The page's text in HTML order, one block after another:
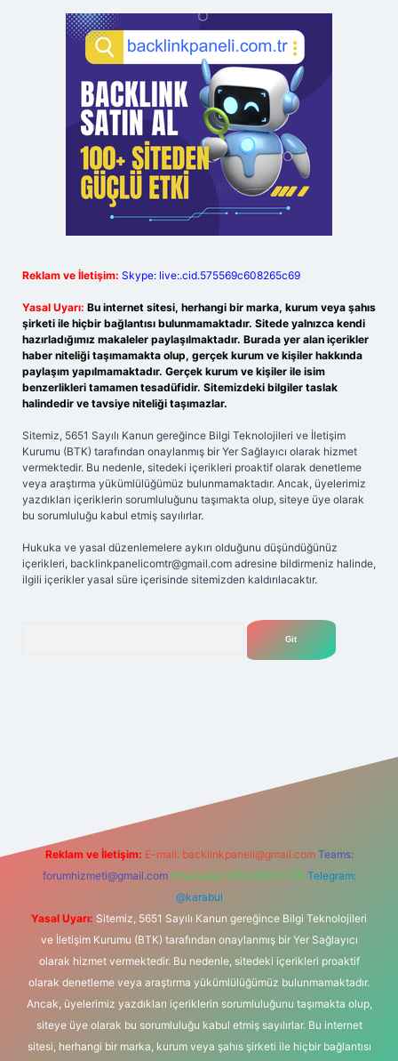
Reklam ve İletişim: Skype: live:.cid.575569c608265c69
Yasal Uyarı: Bu internet sitesi, herhangi bir marka, kurum veya şahıs
şirketi ile hiçbir bağlantısı bulunmamaktadır. Sitede yalnızca kendi
hazırladığımız makaleler paylaşılmaktadır. Burada yer alan içerikler
haber niteliği taşımamakta olup, gerçek kurum ve kişiler hakkında
paylaşım yapılmamaktadır. Gerçek kurum ve kişiler ile isim
benzerlikleri tamamen tesadüfidir. Sitemizdeki bilgiler taslak
halindedir ve tavsiye niteliği taşımazlar.
Sitemiz, 5651 Sayılı Kanun gereğince Bilgi Teknolojileri ve İletişim
Kurumu (BTK) tarafından onaylanmış bir Yer Sağlayıcı olarak hizmet
vermektedir. Bu nedenle, sitedeki içerikleri proaktif olarak denetleme
veya araştırma yükümlülüğümüz bulunmamaktadır. Ancak, üyelerimiz
yazdıkları içeriklerin sorumluluğunu taşımakta olup, siteye üye olarak
bu sorumluluğu kabul etmiş sayılırlar.
Hukuka ve yasal düzenlemelere aykırı olduğunu düşündüğünüz
içerikleri, backlinkpanelicomtr@gmail.com adresine bildirmeniz halinde,
ilgili içerikler yasal süre içerisinde sitemizden kaldırılacaktır.
Reklam ve İletişim: E-mail: backlinkpaneli@gmail.com Teams:
forumhizmeti@gmail.com Whatsapp: 0262 606 0 726 Telegram:
@karabul
Yasal Uyarı: Sitemiz, 5651 Sayılı Kanun gereğince Bilgi Teknolojileri
ve İletişim Kurumu (BTK) tarafından onaylanmış bir Yer Sağlayıcı
olarak hizmet vermektedir. Bu nedenle, sitedeki içerikleri proaktif
olarak denetleme veya araştırma yükümlülüğümüz bulunmamaktadır.
Ancak, üyelerimiz yazdıkları içeriklerin sorumluluğunu taşımakta olup,
siteye üye olarak bu sorumluluğu kabul etmiş sayılırlar. Bu internet
sitesi, herhangi bir marka, kurum veya şahıs şirketi ile hiçbir bağlantısı